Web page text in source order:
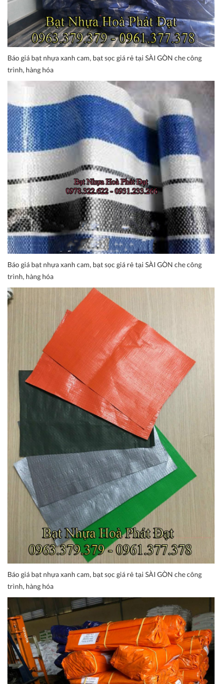
Báo giá bạt nhựa xanh cam, bạt sọc giá rẻ tại SÀI GÒN che công
trình, hàng hóa
Báo giá bạt nhựa xanh cam, bạt sọc giá rẻ tại SÀI GÒN che công
trình, hàng hóa
Báo giá bạt nhựa xanh cam, bạt sọc giá rẻ tại SÀI GÒN che công
trình, hàng hóa